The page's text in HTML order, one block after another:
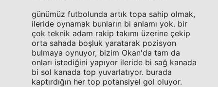
günümüz futbolunda artık topa sahip olmak,
ileride oynamak bunların bi anlamı yok. bir
çok teknik adam rakip takımı üzerine çekip
orta sahada boşluk yaratarak pozisyon
bulmaya oynuyor, bizim Okan'da tam da
onları istediğini yapıyor ileride bi sağ kanada
bi sol kanada top yuvarlatıyor. burada
kaptırdığın her top potansiyel gol oluyor.